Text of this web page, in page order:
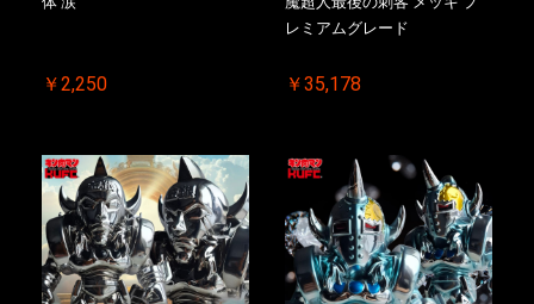
カートへ進む
￥2,250
レミアムグレード
￥35,178